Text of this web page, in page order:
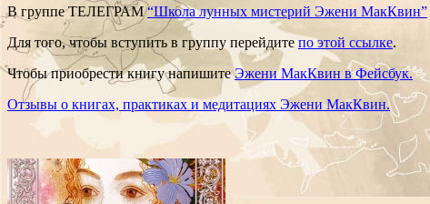
В группе ТЕЛЕГРАМ“Школа лунных мистерий Эжени МакКвин”
Для того, чтобы вступить в группу перейдите по этой ссылке.
Чтобы приобрести книгу напишитеЭжени МакКвин в Фейсбук.
Отзывы о книгах, практиках и медитациях Эжени МакКвин.